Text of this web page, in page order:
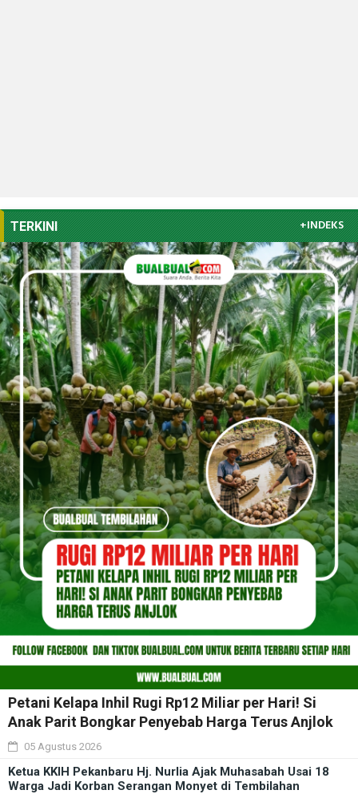
TERKINI +INDEKS
Petani Kelapa Inhil Rugi Rp12 Miliar per Hari! Si
Anak Parit Bongkar Penyebab Harga Terus Anjlok
05 Agustus 2026
Ketua KKIH Pekanbaru Hj. Nurlia Ajak Muhasabah Usai 18
Warga Jadi Korban Serangan Monyet di Tembilahan